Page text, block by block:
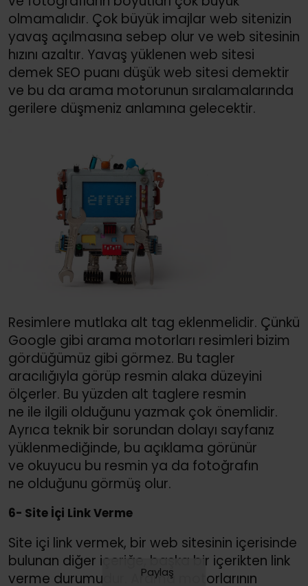
olmamalıdır. Çok büyük imajlar web sitenizin
yavaş açılmasına sebep olur ve web sitesinin
hızını azaltır. Yavaş yüklenen web sitesi
demek SEO puanı düşük web sitesi demektir
ve bu da arama motorunun sıralamalarında
gerilere düşmeniz anlamına gelecektir.
Resimlere mutlaka alt tag eklenmelidir. Çünkü
Google gibi arama motorları resimleri bizim
gördüğümüz gibi görmez. Bu tagler
aracılığıyla görüp resmin alaka düzeyini
ölçerler. Bu yüzden alt taglere resmin
ne ile ilgili olduğunu yazmak çok önemlidir.
Ayrıca teknik bir sorundan dolayı sayfanız
yüklenmediğinde, bu açıklama görünür
ve okuyucu bu resmin ya da fotoğrafın
ne olduğunu görmüş olur.
6- Site İçi Link Verme
Site içi link vermek, bir web sitesinin içerisinde
bulunan diğer içeriğe, başka bir içerikten link
verme durumudur. Arama motorlarının
Paylaş